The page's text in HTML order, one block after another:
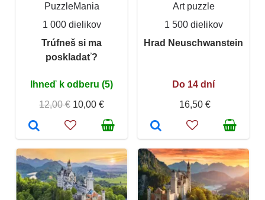
PuzzleMania
1 000 dielikov
Trúfneš si ma
poskladať?
Ihneď k odberu (5)
12,00 € 10,00 €
Art puzzle
1 500 dielikov
Hrad Neuschwanstein
Do 14 dní
16,50 €